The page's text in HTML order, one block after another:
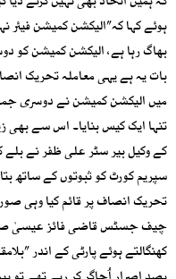
ہوئے کہا کہ”الیکشن کمیشن
بھاگ رہا ہے، الیکشن کمیشن کو
بات یہ ہے یہی معاملہ تحریک
میں الیکشن کمیشن نے دوسری
تنہا ایک کیس بنایا۔ اس سے
کے وکیل بیر سٹر علی ظفر نے
سپریم کورٹ کو ثبوتوں کے ساتھ
تحریک انصاف پر قائم کیا وہی
چیف جسٹس قاضی فائز عیسیٰ
کھنگالتے ہوئے پارٹی کے اندر